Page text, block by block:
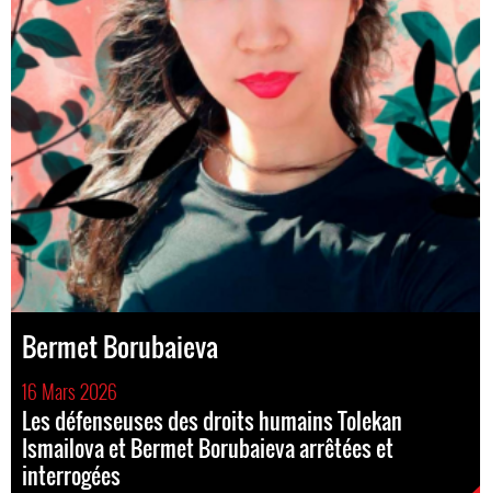
Bermet Borubaieva
16 Mars 2026
Les défenseuses des droits humains Tolekan
Ismailova et Bermet Borubaieva arrêtées et
interrogées